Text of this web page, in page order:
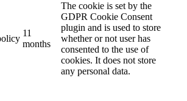
11
months
The cookie is set by the
GDPR Cookie Consent
plugin and is used to store
whether or not user has
consented to the use of
cookies. It does not store
any personal data.